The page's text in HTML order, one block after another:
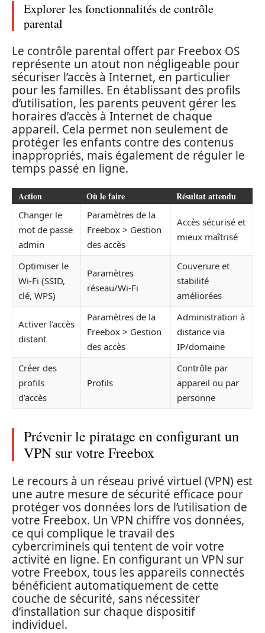
Explorer les fonctionnalités de contrôle
parental
Le contrôle parental offert par Freebox OS
représente un atout non négligeable pour
sécuriser l’accès à Internet, en particulier
pour les familles. En établissant des profils
d’utilisation, les parents peuvent gérer les
horaires d’accès à Internet de chaque
appareil. Cela permet non seulement de
protéger les enfants contre des contenus
inappropriés, mais également de réguler le
temps passé en ligne.
Action Où le faire Résultat attendu
Changer le
mot de passe
admin
Paramètres de la
Freebox > Gestion
des accès
Accès sécurisé et
mieux maîtrisé
Optimiser le
Wi-Fi (SSID,
clé, WPS)
Paramètres
réseau/Wi-Fi
Couverure et
stabilité
améliorées
Activer l’accès
distant
Paramètres de la
Freebox > Gestion
des accès
Administration à
distance via
IP/domaine
Créer des
profils
d’accès
Profils
Contrôle par
appareil ou par
personne
Prévenir le piratage en configurant un
VPN sur votre Freebox
Le recours à un réseau privé virtuel (VPN) est
une autre mesure de sécurité efficace pour
protéger vos données lors de l’utilisation de
votre Freebox. Un VPN chiffre vos données,
ce qui complique le travail des
cybercriminels qui tentent de voir votre
activité en ligne. En configurant un VPN sur
votre Freebox, tous les appareils connectés
bénéficient automatiquement de cette
couche de sécurité, sans nécessiter
d’installation sur chaque dispositif
individuel.